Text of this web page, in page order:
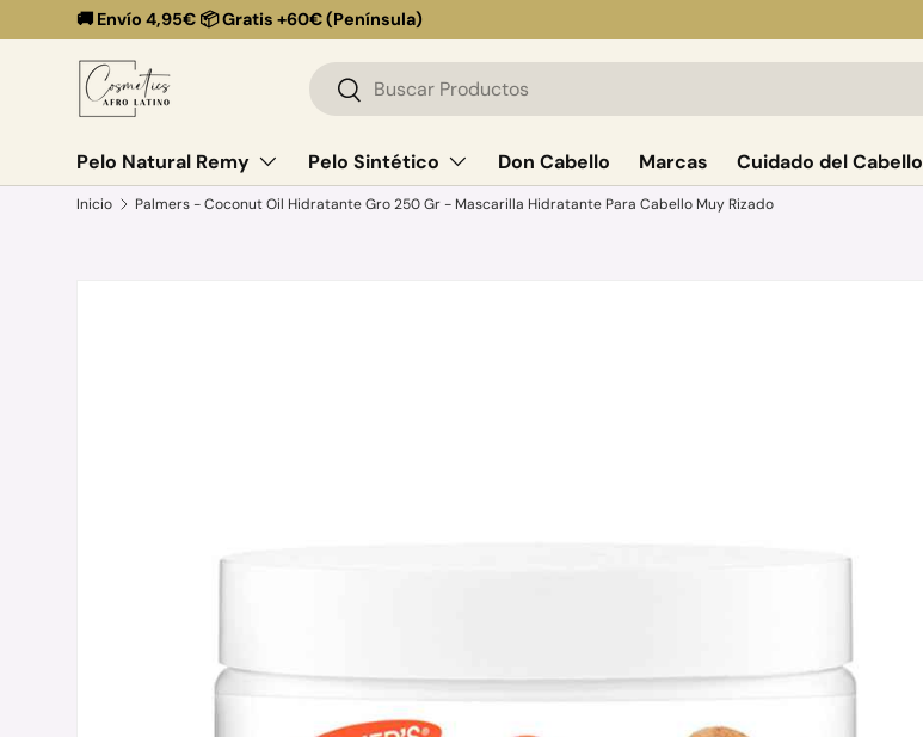
Ir al contenido
🚚 Envío 4,95€ 📦 Gratis +60€ (Península)
Buscar
Buscar
Pelo Natural Remy Pelo Sintético Don Cabello Marcas Cuidado del Cabello
Inicio Palmers - Coconut Oil Hidratante Gro 250 Gr - Mascarilla Hidratante Para Cabello Muy Rizado